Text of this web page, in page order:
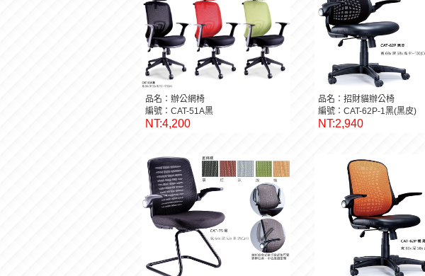
品名：辦公網椅
編號：CAT-51A黑
NT:4,200
品名：招財貓辦公椅
編號：CAT-62P-1黑(黑皮)
NT:2,940